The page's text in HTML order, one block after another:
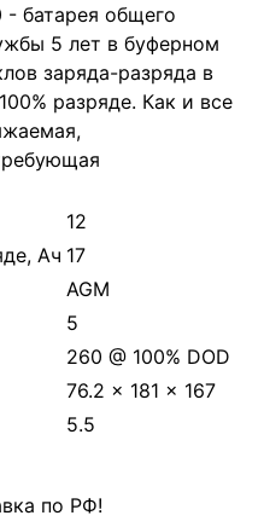
- батарея общего
5 лет в буферном
заряда-разряда в
разряде. Как и все
12
Ач 17
AGM
5
260 @ 100% DOD
76.2 × 181 × 167
5.5
по РФ!